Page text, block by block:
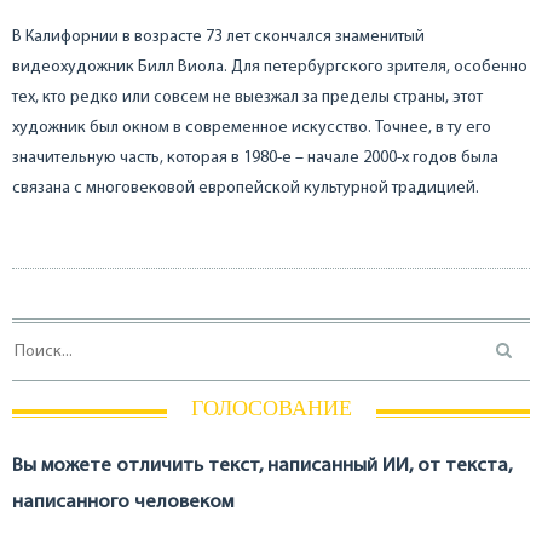
В Калифорнии в возрасте 73 лет скончался знаменитый
видеохудожник Билл Виола. Для петербургского зрителя, особенно
тех, кто редко или совсем не выезжал за пределы страны, этот
художник был окном в современное искусство. Точнее, в ту его
значительную часть, которая в 1980-е – начале 2000-х годов была
связана с многовековой европейской культурной традицией.
ГОЛОСОВАНИЕ
Вы можете отличить текст, написанный ИИ, от текста,
написанного человеком